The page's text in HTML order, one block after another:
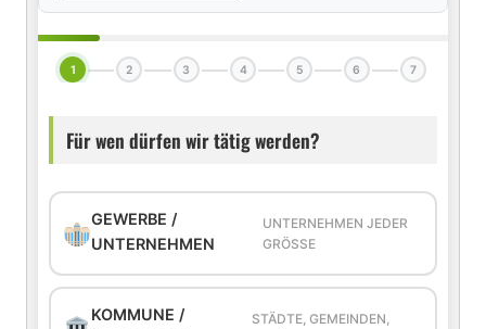
1 2 3 4 5 6 7
Für wen dürfen wir tätig werden?
GEWERBE /
UNTERNEHMEN
UNTERNEHMEN JEDER
GRÖSSE
KOMMUNE /
STÄDTE, GEMEINDEN,